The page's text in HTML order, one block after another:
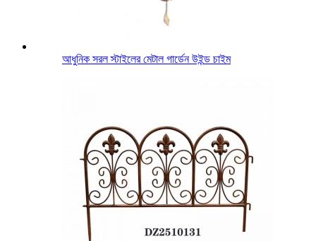
আধুনিক সরল স্টাইলের মেটাল গার্ডেন উইন্ড চাইম